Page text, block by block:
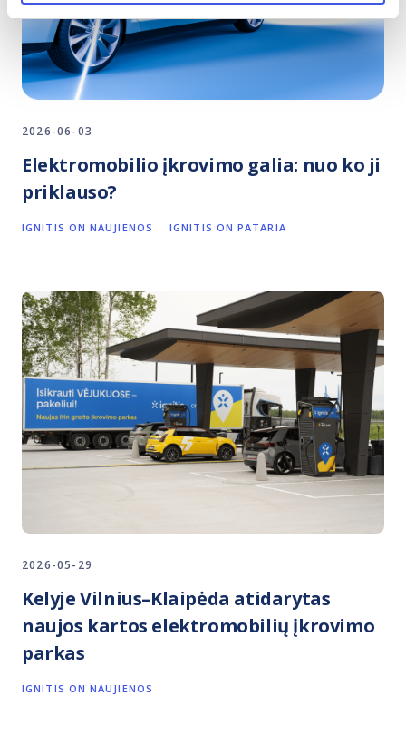
2026-06-03
Elektromobilio įkrovimo galia: nuo ko ji
priklauso?
IGNITIS ON NAUJIENOS IGNITIS ON PATARIA
2026-05-29
Kelyje Vilnius–Klaipėda atidarytas
naujos kartos elektromobilių įkrovimo
parkas
IGNITIS ON NAUJIENOS